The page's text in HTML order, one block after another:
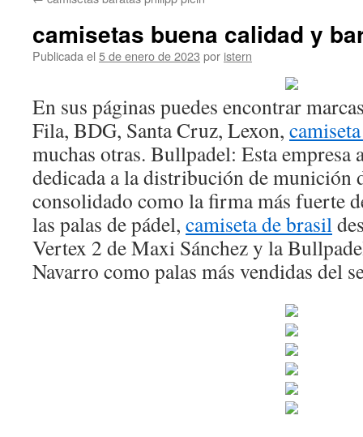
camisetas buena calidad y
Publicada el 5 de enero de 2023 por istern
En sus páginas puedes encontrar
Fila, BDG, Santa Cruz, Lexon,
muchas otras. Bullpadel: Esta
dedicada a la distribución de munición
consolidado como la firma más fuerte
las palas de pádel, camiseta de brasil
Vertex 2 de Maxi Sánchez y la
Navarro como palas más vendidas del